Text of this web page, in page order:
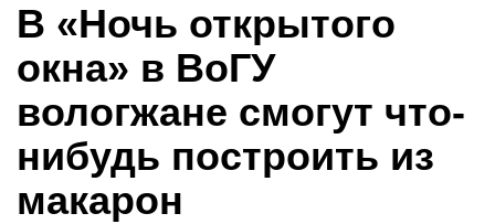
В «Ночь открытого
окна» в ВоГУ
вологжане смогут что-
нибудь построить из
макарон